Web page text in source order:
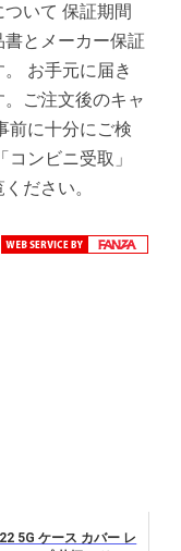
いて 保証期間
とメーカー保証
お手元に届き
ご注文後のキャ
前に十分にご検
ンビニ受取」
ださい。
5G ケース カバー レ